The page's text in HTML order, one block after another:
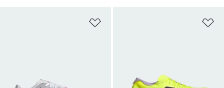
Ajouter à la Liste de produits